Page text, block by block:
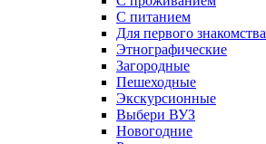
С питанием
Для первого знакомства
Этнографические
Загородные
Пешеходные
Экскурсионные
Выбери ВУЗ
Новогодние